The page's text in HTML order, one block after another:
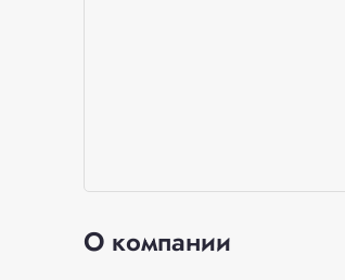
О компании